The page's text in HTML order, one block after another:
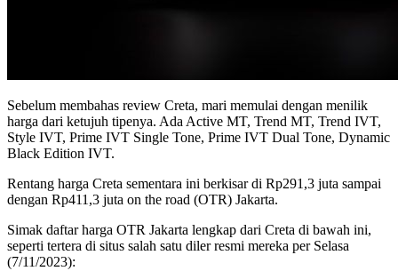
Sebelum membahas review Creta, mari memulai dengan menilik
harga dari ketujuh tipenya. Ada Active MT, Trend MT, Trend IVT,
Style IVT, Prime IVT Single Tone, Prime IVT Dual Tone, Dynamic
Black Edition IVT.
Rentang harga Creta sementara ini berkisar di Rp291,3 juta sampai
dengan Rp411,3 juta on the road (OTR) Jakarta.
Simak daftar harga OTR Jakarta lengkap dari Creta di bawah ini,
seperti tertera di situs salah satu diler resmi mereka per Selasa
(7/11/2023):